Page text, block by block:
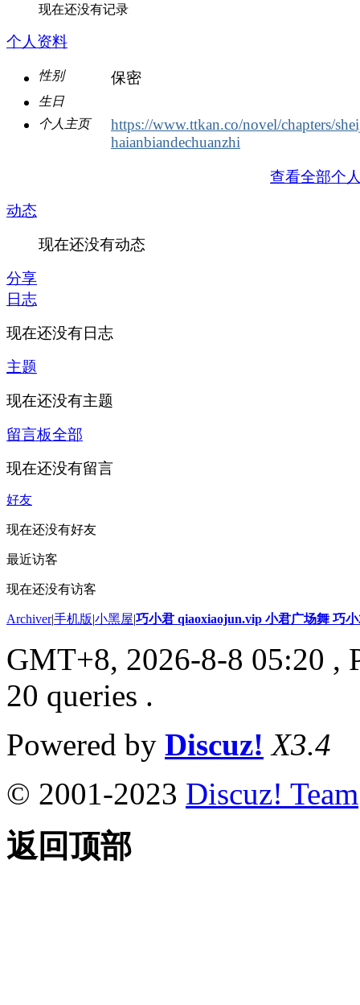
现在还没有记录
个人资料
性别 保密
生日
个人主页
https://www.ttkan.co/novel/chapters/
haianbiandechuanzhi
查看全部个
动态
现在还没有动态
分享
日志
现在还没有日志
主题
现在还没有主题
留言板全部
现在还没有留言
好友
现在还没有好友
最近访客
现在还没有访客
Archiver|手机版|小黑屋|巧小君 qiaoxiaojun.vip 小君广场舞 巧
GMT+8, 2026-8-8 05:20 ,
20 queries .
Powered by Discuz! X3.4
© 2001-2023 Discuz! Team
返回顶部